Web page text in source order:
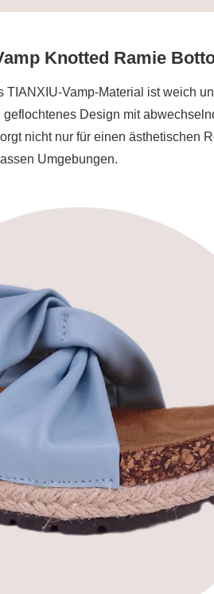
Knotted Ramie
TIANXIU-Vamp-Material ist weich
Design mit
nicht nur für einen ästhetischen
Umgebungen.